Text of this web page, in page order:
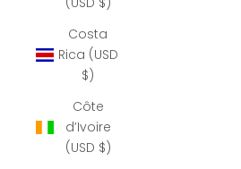
Costa
Rica (USD
$)
Côte
d’Ivoire
(USD $)